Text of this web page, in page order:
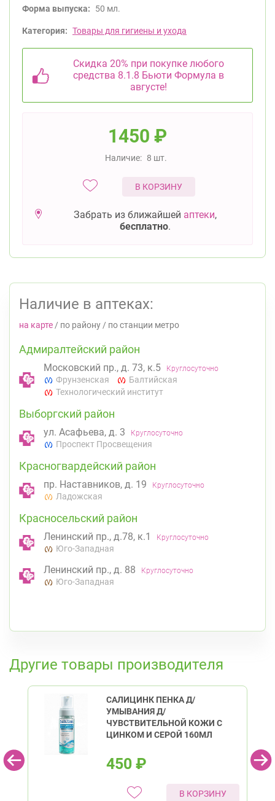
Форма выпуска: 50 мл.
Категория: Товары для гигиены и ухода
Скидка 20% при покупке любого
средства 8.1.8 Бьюти Формула в
августе!
1450 ₽
Наличие: 8 шт.
В КОРЗИНУ
Забрать из ближайшей аптеки,
бесплатно.
Наличие в аптеках:
на карте / по району / по станции метро
Адмиралтейский район
Московский пр., д. 73, к.5 Круглосуточно
Фрунзенская
Балтийская
Технологический институт
Выборгский район
ул. Асафьева, д. 3 Круглосуточно
Проспект Просвещения
Красногвардейский район
пр. Наставников, д. 19 Круглосуточно
Ладожская
Красносельский район
Ленинский пр., д.78, к.1 Круглосуточно
Юго-Западная
Ленинский пр., д. 88 Круглосуточно
Юго-Западная
Беговая
Беговая
Богатырский пр., д. 28
Пионерская Комендантский пр.
Другие товары производителя
САЛИЦИНК ПЕНКА Д/
УМЫВАНИЯ Д/
ЧУВСТВИТЕЛЬНОЙ КОЖИ С
ЦИНКОМ И СЕРОЙ 160МЛ
450 ₽
В КОРЗИНУ